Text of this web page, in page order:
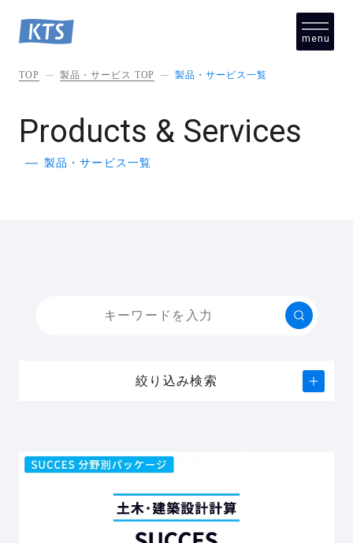
menu
close
TOP 製品・サービス TOP 製品・サービス一覧
Products & Services
製品・サービス一覧
絞り込み検索